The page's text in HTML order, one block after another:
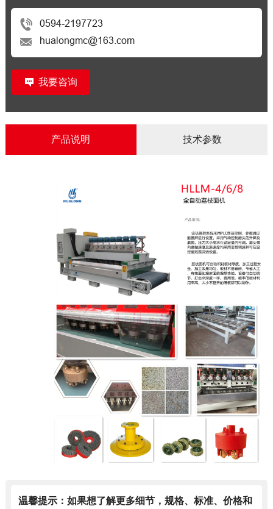
0594-2197723
hualongmc@163.com
我要咨询
产品说明 技术参数
温馨提示：如果想了解更多细节，规格、标准、价格和